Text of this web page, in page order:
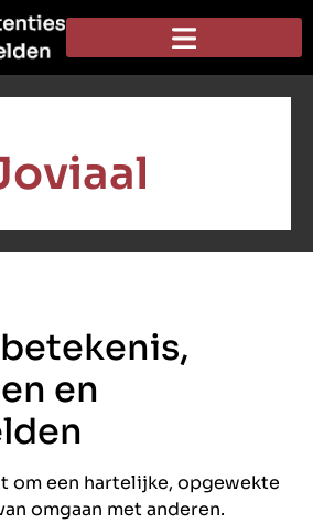
en
om een hartelijke, opgewekte
omgaan met anderen.